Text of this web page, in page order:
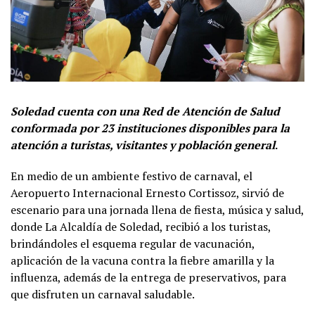
Soledad cuenta con una Red de Atención de Salud
conformada por 23 instituciones disponibles para la
atención a turistas, visitantes y población general.
En medio de un ambiente festivo de carnaval, el
Aeropuerto Internacional Ernesto Cortissoz, sirvió de
escenario para una jornada llena de fiesta, música y salud,
donde La Alcaldía de Soledad, recibió a los turistas,
brindándoles el esquema regular de vacunación,
aplicación de la vacuna contra la fiebre amarilla y la
influenza, además de la entrega de preservativos, para
que disfruten un carnaval saludable.